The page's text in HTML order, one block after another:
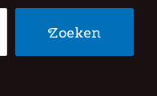
Zoeken